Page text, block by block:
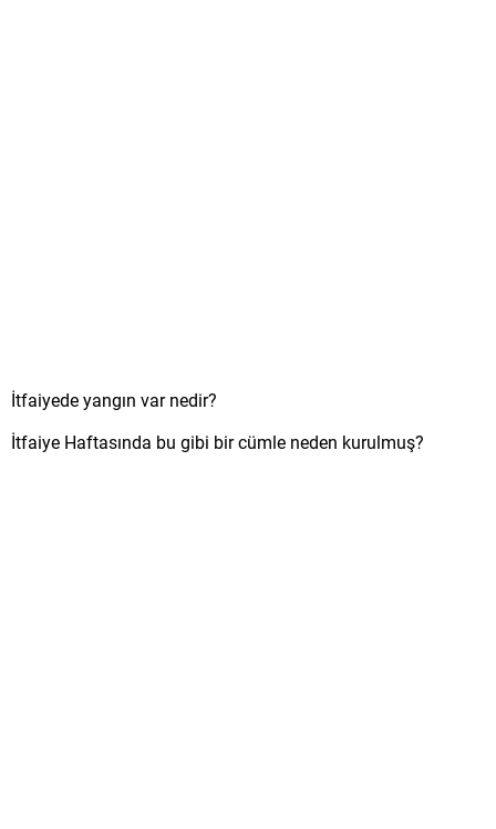
İtfaiyede yangın var nedir?
İtfaiye Haftasında bu gibi bir cümle neden kurulmuş?